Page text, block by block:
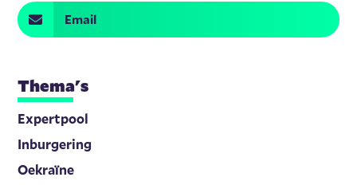
Email
Thema's
Expertpool
Inburgering
Oekraïne